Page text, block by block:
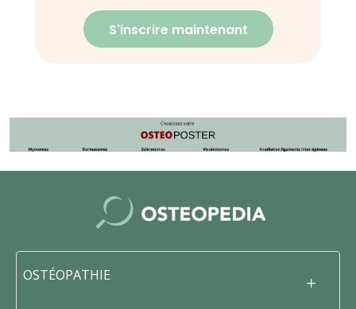
S'inscrire maintenant
OSTÉOPATHIE